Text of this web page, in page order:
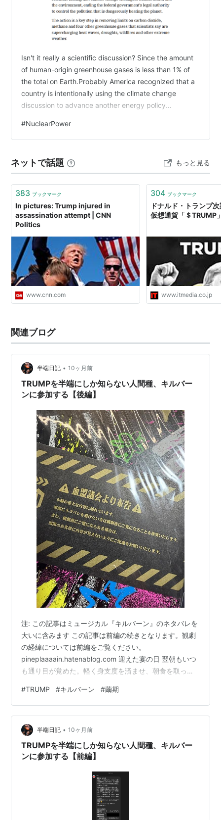
夜な夜なクランを抜け出して、人間の娘メリーベルと恋仲に
陥る問題児。
ガ・バ
雨の夜、クランにやってきた謎の転入生。何かの使命を持っ
てソフィに近づいている。
ピエト
ンド
アレンのルームメイト。毎夜のようにクランを抜け出すアレ
にいるのだが、その目的を越えてアレンに友情を抱くように
エロ・
デリコ
の父ダリにコンプレックスを抱いている。
ェリ
コ・フ
ラ
有力者の父を持つエリート。デリコ家を強く敵対視する。繭
期による精神的な揺らぎが激しく、ヒステリックな状態に陥
ってゆく。
チャ
ー・グ
スタフ
たちを日々鍛え上げている。
ティー
ー・ミ
温和な性格であり、クランのマナーや教養学を担当している
ジョル
ジュ
アンジェリコの取り巻きのひとり。アンジェリコに心酔して
いる。常にモローと行動を共にしている。
モロー
いる。
デリコ
ウルとラファエロの父。名家・デリコ家の家主。
全ての演出は末満健一、初演以外の音楽は和田俊輔が担
当している。
2009年 ピースピットVOL.10『TRUMP』
キャスト
キャスト
菊池祐太
田渕法明
赤星マサノリ
グスタフ 上野真紀夫
ミケラン 桐山篤
ラファエロ 鈴木洋平
ガ・バンリ 中島弘泰
ピエトロ 澤田誠
モロー 吉田青弘
2012年 ピースピットVOL.16『TRINITY THE
Isn't it really a scientific discussion? Since the amount
of human-origin greenhouse gases is less than 1% of
the total on Earth.Probably America recognized that a
country is intentionally using the climate change
discussion to advance another energy policy
#NuclearPower
ネットで話題 もっと見る
383 ブックマーク
In pictures: Trump injured in
assassination attempt | CNN
Politics
www.cnn.com
304 ブックマーク
ドナルド・トランプ
仮想通貨「＄TRUMP
www.itmedia.co.jp
関連ブログ
半端日記 • 10ヶ月前
TRUMPを半端にしか知らない人間種、キルバー
ンに参加する【後編】
注: この記事はミュージカル『キルバーン』のネタバレを
大いに含みます この記事は前編の続きとなります。観劇
の経緯については前編をご覧ください。
pineplaaaain.hatenablog.com 迎えた宴の日 翌朝もいつ
も通り目が覚めた。軽く身支度を済ませ、朝食を取った
最寄駅のローソンでチケットの発券を済ませ、チケット
名義と受け取った人間の名前違って大丈夫だろうか、と
思いつつもチケットを握りしめて池袋行きの電車に乗っ
た。座席番号はやたらと下手寄りであることしかわから
なかったが、友人からは「スピーカーが近いと爆音らし
いので対策が必要かも」と…
#TRUMP #キルバーン #繭期
半端日記 • 10ヶ月前
TRUMPを半端にしか知らない人間種、キルバー
ンに参加する【前編】